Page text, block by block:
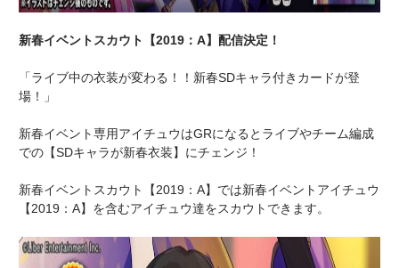
新春イベントスカウト【2019：A】配信決定！
「ライブ中の衣装が変わる！！新春SDキャラ付きカードが登
場！」
新春イベント専用アイチュウはGRになるとライブやチーム編成
での【SDキャラが新春衣装】にチェンジ！
新春イベントスカウト【2019：A】では新春イベントアイチュウ
【2019：A】を含むアイチュウ達をスカウトできます。